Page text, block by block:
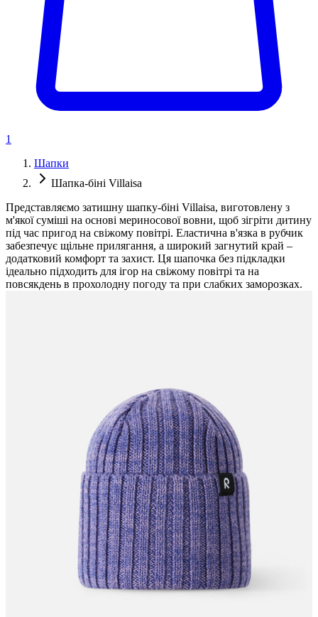
1
Шапки
Шапка-біні Villaisa
Представляємо затишну шапку-біні Villaisa, виготовлену з
м'якої суміші на основі мериносової вовни, щоб зігріти дитину
під час пригод на свіжому повітрі. Еластична в'язка в рубчик
забезпечує щільне прилягання, а широкий загнутий край –
додатковий комфорт та захист. Ця шапочка без підкладки
ідеально підходить для ігор на свіжому повітрі та на
повсякдень в прохолодну погоду та при слабких заморозках.